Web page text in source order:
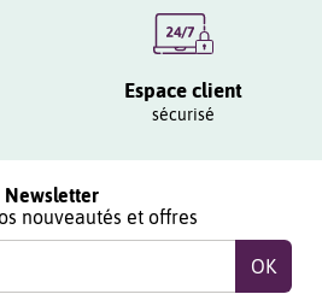
Espace client
sécurisé
Newsletter
nouveautés et offres